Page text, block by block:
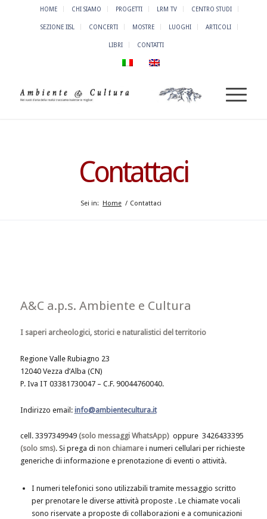
HOME CHI SIAMO PROGETTI LRM TV CENTRO STUDI
SEZIONE IISL CONCERTI MOSTRE LUOGHI ARTICOLI
LIBRI CONTATTI
Contattaci
Sei in: Home / Contattaci
A&C a.p.s. Ambiente e Cultura
I saperi archeologici, storici e naturalistici del territorio
Regione Valle Rubiagno 23
12040 Vezza d’Alba (CN)
P. Iva IT 03381730047 – C.F. 90044760040.
Indirizzo email: info@ambientecultura.it
cell. 3397349949 (solo messaggi WhatsApp) oppure 3426433395
(solo sms). Si prega di non chiamarei numeri cellulari per richieste
generiche di informazione e prenotazione di eventi o attività.
I numeri telefonici sono utilizzabili tramite messaggio scritto
per prenotare le diverse attività proposte . Le chiamate vocali
sono riservate a proposte di collaborazioni e a comunicazioni